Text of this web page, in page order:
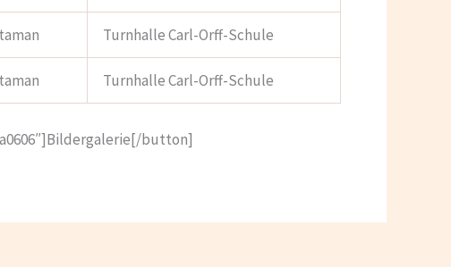
Turnhalle Carl-Orff-Schule
Turnhalle Carl-Orff-Schule
button]